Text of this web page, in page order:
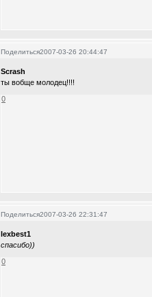
Поделиться2007-03-26 20:44:47
Scrash
ты вобще молодец!!!!
0
Поделиться2007-03-26 22:31:47
lexbest1
спасибо))
0